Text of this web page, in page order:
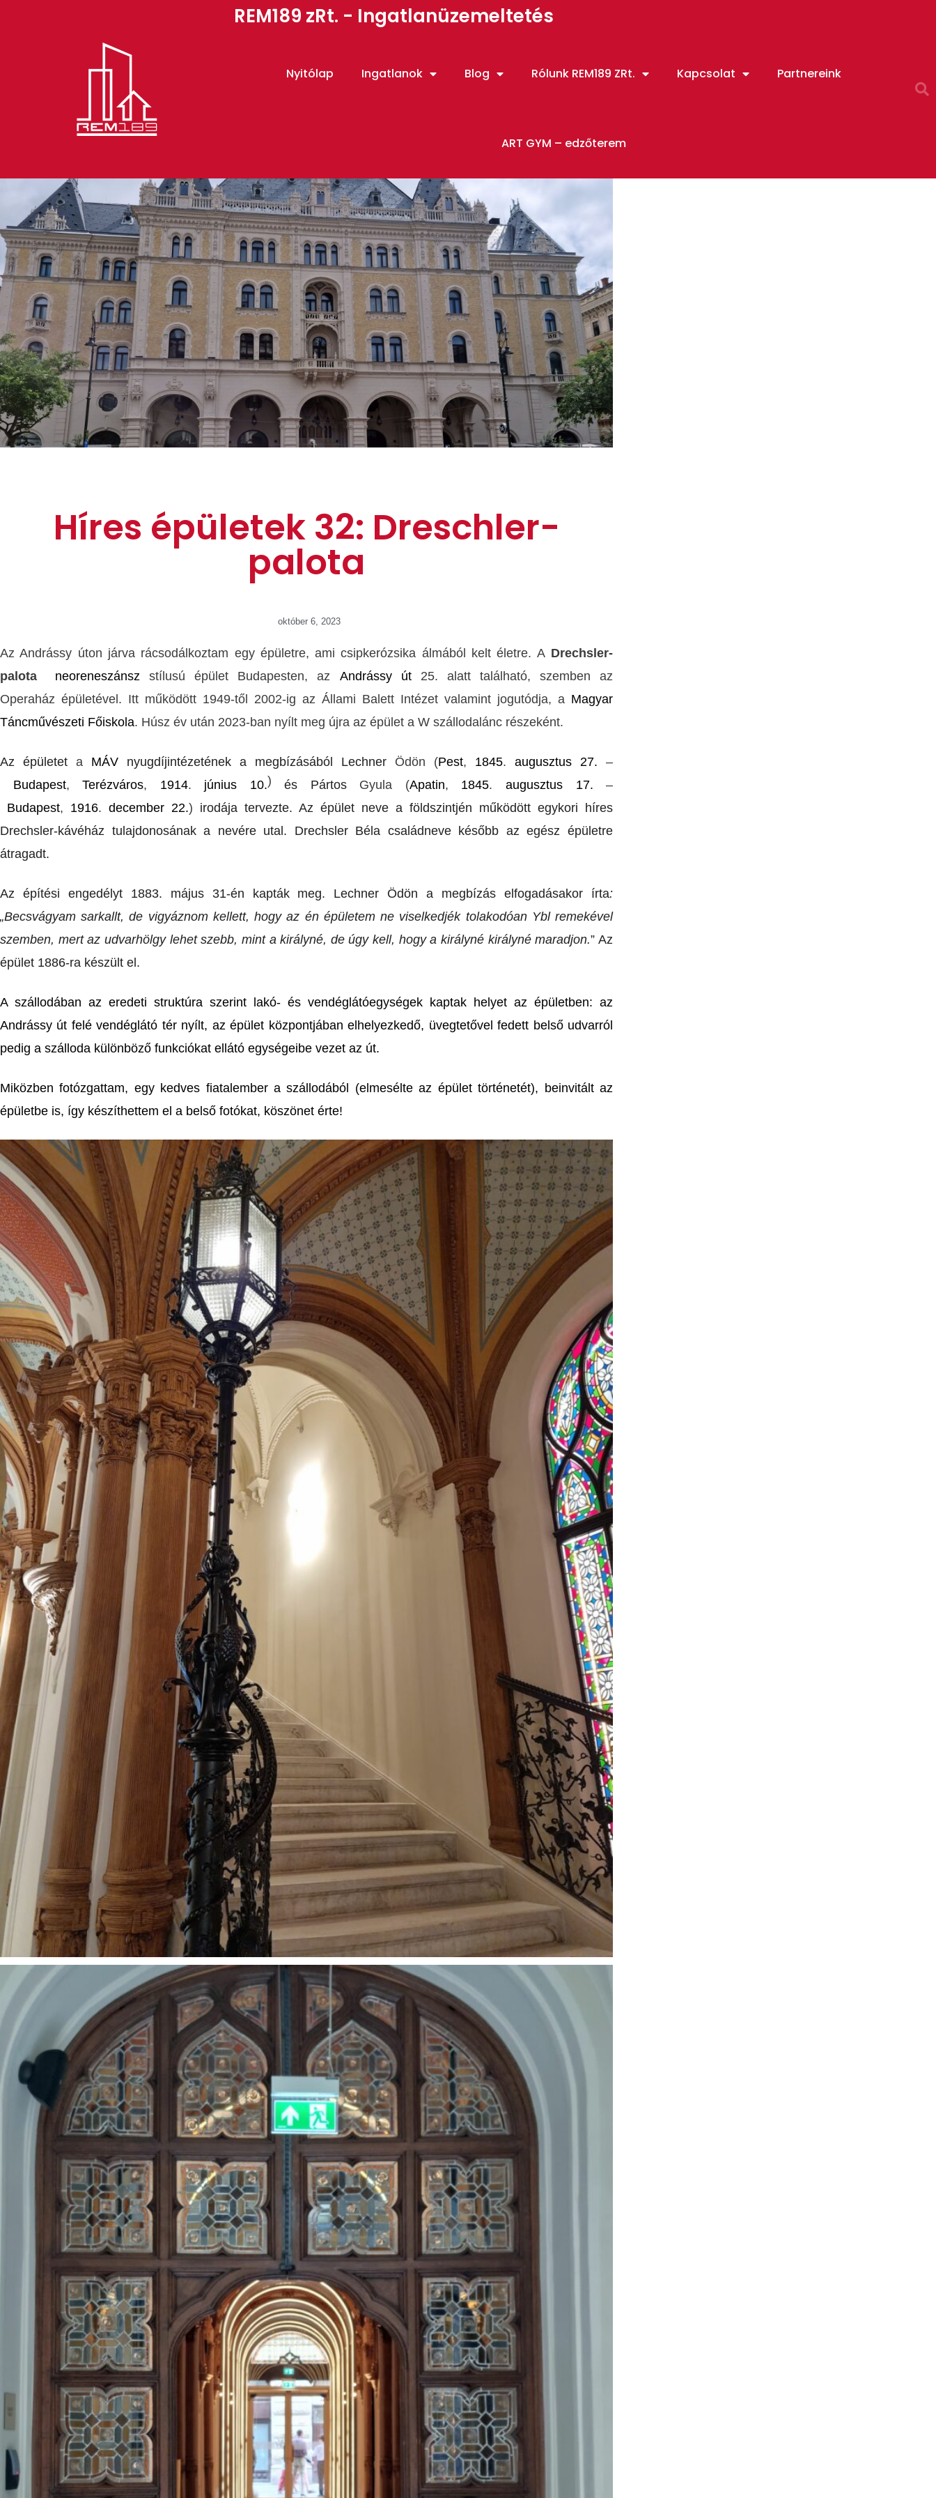
REM189 zRt. - Ingatlanüzemeltetés
Nyitólap Ingatlanok Blog Rólunk REM189 ZRt. Kapcsolat Partnereink
ART GYM – edzőterem
Híres épületek 32: Dreschler-
palota
október 6, 2023
Az Andrássy úton járva rácsodálkoztam egy épületre, ami csipkerózsika álmából kelt életre. A Drechsler-
palota
neoreneszánsz stílusú épület Budapesten, az Andrássy út25. alatt található, szemben az
Operaház épületével. Itt működött 1949-től 2002-ig az Állami Balett Intézet valamint jogutódja, a Magyar
Táncművészeti Főiskola. Húsz év után 2023-ban nyílt meg újra az épület a W szállodalánc részeként.
Az épületet a MÁV nyugdíjintézetének a megbízásából Lechner Ödön (Pest, 1845. augusztus 27. –
Budapest,Terézváros, 1914. június 10.) és Pártos Gyula (Apatin, 1845. augusztus 17. –
Budapest, 1916. december 22.) irodája tervezte. Az épület neve a földszintjén működött egykori híres
Drechsler-kávéház tulajdonosának a nevére utal. Drechsler Béla családneve később az egész épületre
átragadt.
Az építési engedélyt 1883. május 31-én kapták meg. Lechner Ödön a megbízás elfogadásakor írta:
„Becsvágyam sarkallt, de vigyáznom kellett, hogy az én épületem ne viselkedjék tolakodóan Ybl remekével
szemben, mert az udvarhölgy lehet szebb, mint a királyné, de úgy kell, hogy a királyné királyné maradjon.” Az
épület 1886-ra készült el.
A szállodában az eredeti struktúra szerint lakó- és vendéglátóegységek kaptak helyet az épületben: az
Andrássy út felé vendéglátó tér nyílt, az épület központjában elhelyezkedő, üvegtetővel fedett belső udvarról
pedig a szálloda különböző funkciókat ellátó egységeibe vezet az út.
Miközben fotózgattam, egy kedves fiatalember a szállodából (elmesélte az épület történetét), beinvitált az
épületbe is, így készíthettem el a belső fotókat, köszönet érte!